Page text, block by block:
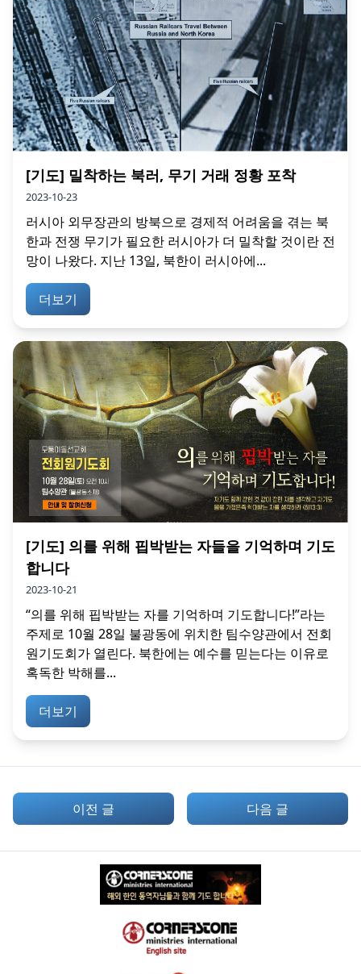
[기도] 밀착하는 북러, 무기 거래 정황 포착
2023-10-23
러시아 외무장관의 방북으로 경제적 어려움을 겪는 북
한과 전쟁 무기가 필요한 러시아가 더 밀착할 것이란 전
망이 나왔다. 지난 13일, 북한이 러시아에...
더보기
[기도] 의를 위해 핍박받는 자들을 기억하며 기도
합니다
2023-10-21
“의를 위해 핍박받는 자를 기억하며 기도합니다!”라는
주제로 10월 28일 불광동에 위치한 팀수양관에서 전회
원기도회가 열린다. 북한에는 예수를 믿는다는 이유로
혹독한 박해를...
더보기
이전 글 다음 글